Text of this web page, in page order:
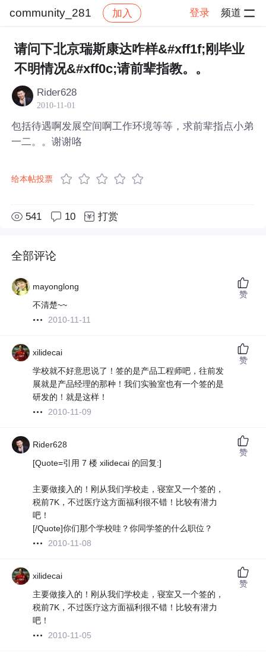
community_281 加入 登录 频道
社区 community_281 帖子详情
请问下北京瑞斯康达咋样&#xff1f;刚毕业
不明情况&#xff0c;请前辈指教。。
Rider628
2010-11-01
包括待遇啊发展空间啊工作环境等等，求前辈指点小弟
一二。。谢谢咯
给本帖投票
541 10 打赏
全部评论
mayonglong
不清楚~~
2010-11-11
赞
xilidecai
学校就不好意思说了！签的是产品工程师吧，往前发
展就是产品经理的那种！我们实验室也有一个签的是
研发的！就是这样！
2010-11-09
赞
Rider628
[Quote=引用 7 楼 xilidecai 的回复:]
主要做接入的！刚从我们学校走，寝室又一个签的，
税前7K，不过医疗这方面福利很不错！比较有潜力
吧！
[/Quote]你们那个学校哇？你同学签的什么职位？
2010-11-08
赞
xilidecai
主要做接入的！刚从我们学校走，寝室又一个签的，
税前7K，不过医疗这方面福利很不错！比较有潜力
吧！
2010-11-05
赞